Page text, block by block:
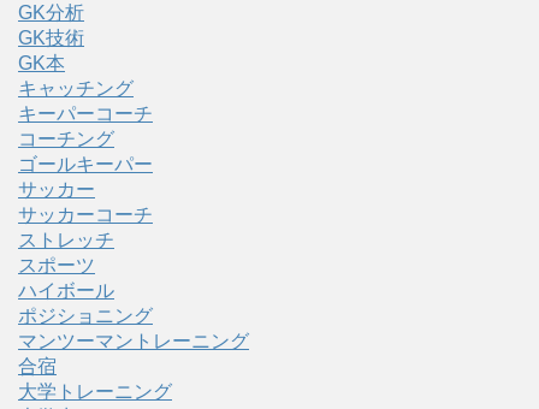
GK分析
GK技術
GK本
キャッチング
キーパーコーチ
コーチング
ゴールキーパー
サッカー
サッカーコーチ
ストレッチ
スポーツ
ハイボール
ポジショニング
マンツーマントレーニング
合宿
大学トレーニング